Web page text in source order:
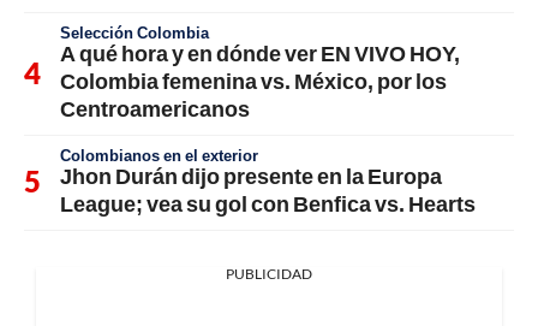
Selección Colombia
A qué hora y en dónde ver EN VIVO HOY,
Colombia femenina vs. México, por los
Centroamericanos
Colombianos en el exterior
Jhon Durán dijo presente en la Europa
League; vea su gol con Benfica vs. Hearts
PUBLICIDAD